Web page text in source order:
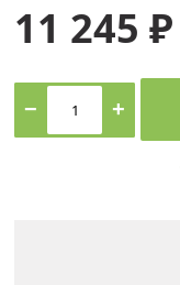
11 245 ₽
− +